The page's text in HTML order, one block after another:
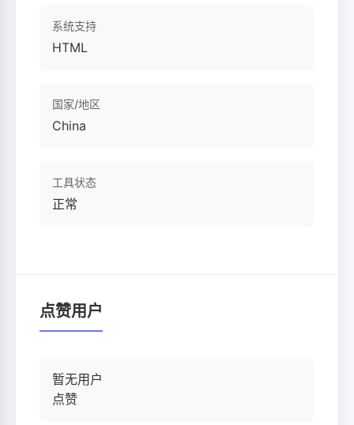
系统支持
HTML
国家/地区
China
工具状态
正常
点赞用户
暂无用户
点赞